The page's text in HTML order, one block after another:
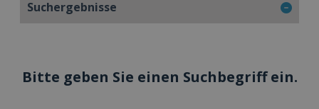
Suchergebnisse
Bitte geben Sie einen Suchbegriff ein.